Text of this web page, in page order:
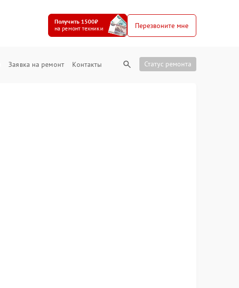
Получить 1500₽
на ремонт техники
Перезвоните мне
Заявка на ремонт Контакты Статус ремонта